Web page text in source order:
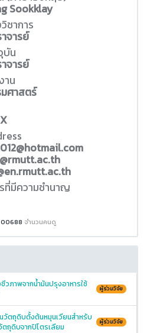
Sookklay
ชาการ
จารย์
บัน
จารย์
น
ศาสตร์
ที่มีความชำนาญ
00688 จำนวนคนดู
วภาพจากน้ำมันปรุงอาหารใช้
ผู้ร่วมวิจัย
วัตถุดิบตั้งต้นหมุนเวียนสำหรับ
ถุดิบจากปิโตรเลียม
ผู้ร่วมวิจัย